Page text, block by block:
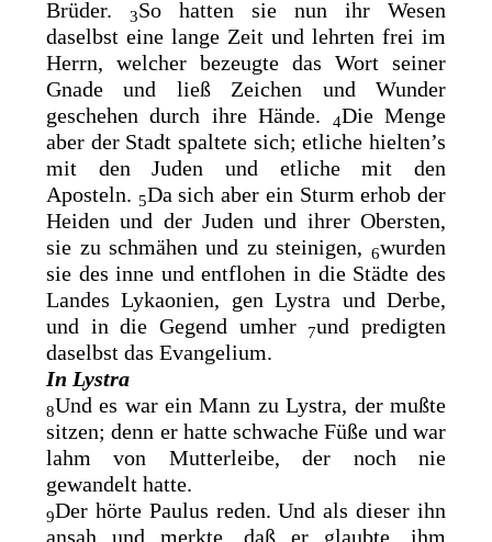
Brüder.
3So hatten sie nun ihr Wesen
daselbst eine lange Zeit und lehrten frei im
Herrn, welcher bezeugte das Wort seiner
Gnade und ließ Zeichen und Wunder
geschehen durch ihre Hände.
4Die Menge
aber der Stadt spaltete sich; etliche hielten’s
mit den Juden und etliche mit den
Aposteln. 5Da sich aber ein Sturm erhob der
Heiden und der Juden und ihrer Obersten,
sie zu schmähen und zu steinigen, 6wurden
sie des inne und entflohen in die Städte des
Landes Lykaonien, gen Lystra und Derbe,
und in die Gegend umher
7und predigten
daselbst das Evangelium.
In Lystra
8Und es war ein Mann zu Lystra, der mußte
sitzen; denn er hatte schwache Füße und war
lahm von Mutterleibe, der noch nie
gewandelt hatte.
9Der hörte Paulus reden. Und als dieser ihn
ansah und merkte, daß er glaubte, ihm